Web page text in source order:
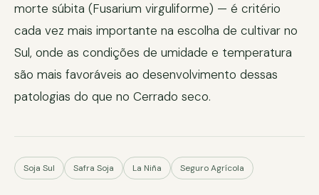
morte súbita (Fusarium virguliforme) — é critério
cada vez mais importante na escolha de cultivar no
Sul, onde as condições de umidade e temperatura
são mais favoráveis ao desenvolvimento dessas
patologias do que no Cerrado seco.
Soja Sul Safra Soja La Niña Seguro Agrícola